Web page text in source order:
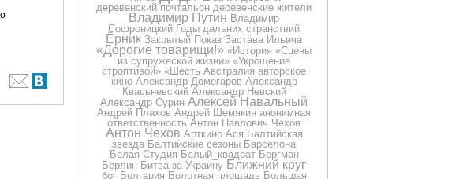
деревенский почтальон деревенские жители
Владимир Путин Владимир
Софроницкий Годы дальних странствий
Ёрник Закрытый Показ Застава Ильича
«Дорогие товарищи!» «История «Сцены
из супружеской жизни» «Укрощение
строптивой» «Шесть Австралия авторское
кино Александр Домогаров Александр
Квасьневский Александр Невский
Александр Сурин Алексей Навальный
Андрей Плахов Андрей Шемякин анонимная
ответственность Антон Павлович Чехов
Антон Чехов Арткино Ася Балтийская
звезда Балтийские сезоны Барселона
Белая Студия Белый_квадрат Бергман
Берлин Битва за Украину Ближний круг
бог Болгария Болотная площадь Большая